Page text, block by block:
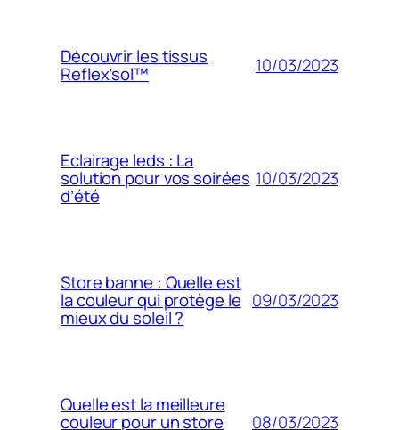
Découvrir les tissus
Reflex’sol™ 10/03/2023
Eclairage leds : La
solution pour vos soirées
d’été
10/03/2023
Store banne : Quelle est
la couleur qui protège le
mieux du soleil ?
09/03/2023
Quelle est la meilleure
couleur pour un store 08/03/2023